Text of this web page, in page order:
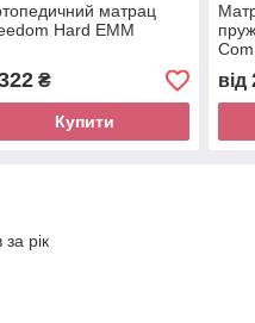
матрац
Hard ЕММ
₴
Купити
від
рік